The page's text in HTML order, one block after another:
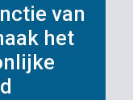
van
het